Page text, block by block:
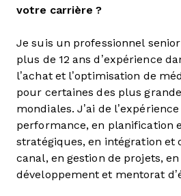
votre carrière ?
Je suis un professionnel
plus de 12 ans d’expérience
l’achat et l’optimisation de
pour certaines des plus
mondiales. J’ai de
performance, en planification
stratégiques, en intégration et
canal, en gestion de projets,
développement et mentorat